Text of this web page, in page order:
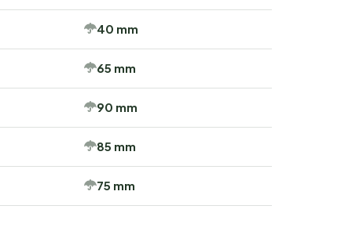
40 mm
65 mm
90 mm
85 mm
75 mm